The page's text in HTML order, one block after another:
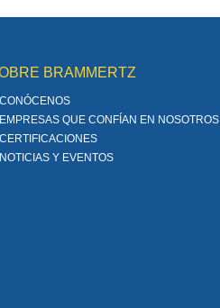
BRAMMERTZ
CONÓCENOS
EMPRESAS QUE CONFÍAN EN NOSOTROS
CERTIFICACIONES
NOTICIAS Y EVENTOS